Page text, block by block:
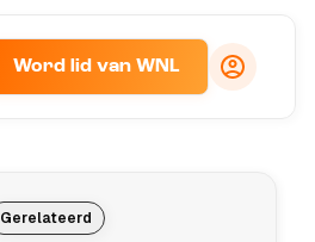
Word lid van WNL
Gerelateerd